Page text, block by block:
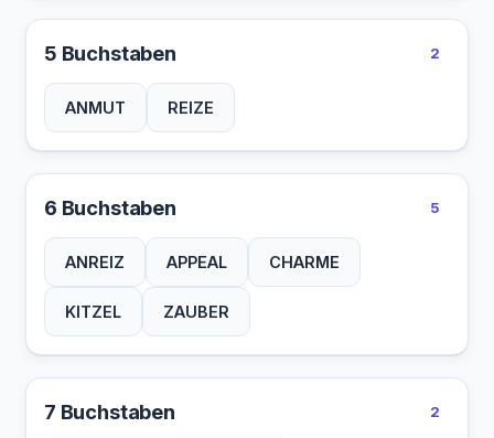
5 Buchstaben 2
ANMUT REIZE
6 Buchstaben 5
ANREIZ APPEAL CHARME
KITZEL ZAUBER
7 Buchstaben 2